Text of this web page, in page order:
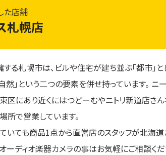
た店舗
札幌店
る札幌市は、ビルや住宅が建ち並ぶ「都市」と
然」という二つの要素を併せ持っています。 ニー
にあり近くにはつどーむやニトリ新道店さん
で営業しています。
いても商品1点から直営店のスタッフが北海道
ーディオ楽器カメラの事はお気軽にご相談くだ